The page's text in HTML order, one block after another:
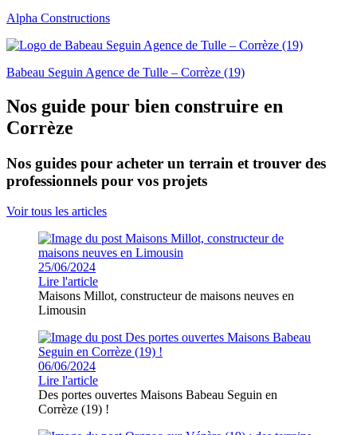
Alpha Constructions
Babeau Seguin Agence de Tulle – Corrèze (19)
Nos guide pour bien construire en
Corrèze
Nos guides pour acheter un terrain et trouver des
professionnels pour vos projets
Voir tous les articles
25/06/2024
Lire l'article
Maisons Millot, constructeur de maisons neuves en
Limousin
06/06/2024
Lire l'article
Des portes ouvertes Maisons Babeau Seguin en
Corrèze (19) !